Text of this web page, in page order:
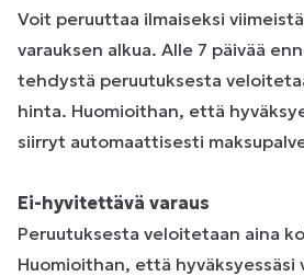
Voit peruuttaa ilmaiseksi
varauksen alkua. Alle 7 päivää
tehdystä peruutuksesta
hinta. Huomioithan, että
siirryt automaattisesti
Ei-hyvitettävä varaus
Peruutuksesta veloitetaan aina
Huomioithan, että hyväksyessäsi